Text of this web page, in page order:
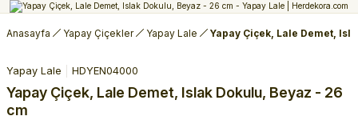
Anasayfa Yapay Çiçekler Yapay Lale Yapay Çiçek, Lale Demet,
Yapay Lale HDYEN04000
Yapay Çiçek, Lale Demet, Islak Dokulu, Beyaz - 26
cm